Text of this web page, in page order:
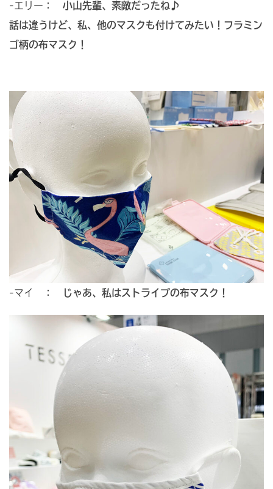
-エリー： 小山先輩、素敵だったね♪
話は違うけど、私、他のマスクも付けてみたい！フラミン
ゴ柄の布マスク！
-マイ ： じゃあ、私はストライプの布マスク！